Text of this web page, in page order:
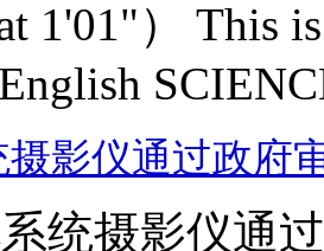
at 1'01"） This
影仪通过政府
统摄影仪通